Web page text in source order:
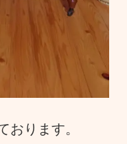
おります。